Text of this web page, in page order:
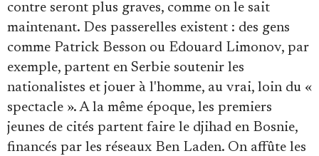
contre seront plus graves, comme on le sait
maintenant. Des passerelles existent : des gens
comme Patrick Besson ou Edouard Limonov, par
exemple, partent en Serbie soutenir les
nationalistes et jouer à l'homme, au vrai, loin du «
spectacle ». A la même époque, les premiers
jeunes de cités partent faire le djihad en Bosnie,
financés par les réseaux Ben Laden. On affûte les